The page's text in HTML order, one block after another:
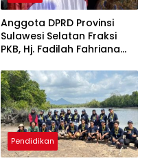
Anggota DPRD Provinsi
Sulawesi Selatan Fraksi
PKB, Hj. Fadilah Fahriana
Takalar Menyalakan
Lentera Pengabdian
Melalui Malam Apresiasi
dan Inovasi Award 2026
Pendidikan